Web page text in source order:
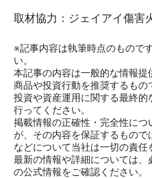
取材協力：ジェイアイ傷害
※記事内容は執筆時点のもので
い。
本記事の内容は一般的な情報
商品や投資行動を推奨するもの
投資や資産運用に関する最終
行ってください。
掲載情報の正確性・完全性に
が、その内容を保証するもの
などについて当社は一切の責任
最新の情報や詳細については
の公式情報をご確認ください。